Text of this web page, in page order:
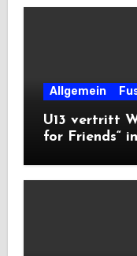
Allgemein
U13 vertritt
for Friends“